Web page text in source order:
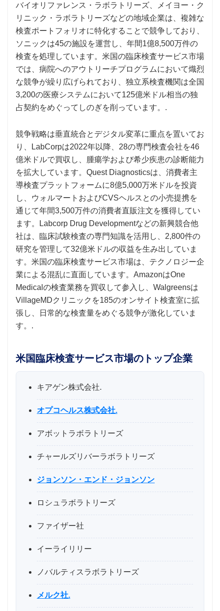
バイオリファレンス・ラボラトリーズ、メイヨー・ク
リニック・ラボラトリーズなどの地域企業は、複雑な
検査ポートフォリオに特化することで競争しており、
ソニックは45の施設を運営し、年間1億8,500万件の
検査を処理しています。米国の臨床検査サービス市場
では、病院へのアウトリーチプログラムにおいて熾烈
な競争が繰り広げられており、独立系検査機関は全国
3,200の医療システムにおいて125億米ドル相当の独
占契約をめぐってしのぎを削っています。.
競争戦略は垂直統合とデジタル変革に重点を置いてお
り、LabCorpは2022年以降、28の専門検査会社を46
億米ドルで買収し、腫瘍学および希少疾患の診断能力
を拡大しています。Quest Diagnosticsは、消費者主
導検査プラットフォームに8億5,000万米ドルを投資
し、ウォルマートおよびCVSヘルスとの小売提携を
通じて年間3,500万件の消費者直販注文を獲得してい
ます。Labcorp Drug Developmentなどの新興競合他
社は、臨床試験検査の専門知識を活用し、2,800件の
研究を管理して32億米ドルの収益を生み出していま
す。米国の臨床検査サービス市場は、テクノロジー企
業による混乱に直面しています。AmazonはOne
Medicalの検査業務を買収して参入し、Walgreensは
VillageMDクリニックを185のオンサイト検査室に拡
張し、日常的な検査量をめぐる競争が激化していま
す。.
米国臨床検査サービス市場のトップ企業
キアゲン株式会社.
オプコヘルス株式会社.
アボットラボラトリーズ
チャールズリバーラボラトリーズ
ジョンソン・エンド・ジョンソン
ロシュラボラトリーズ
ファイザー社
イーライリリー
ノバルティスラボラトリーズ
メルク社.